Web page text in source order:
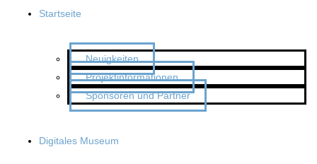
Startseite
Neuigkeiten
Projektinformationen
Sponsoren und Partner
Digitales Museum